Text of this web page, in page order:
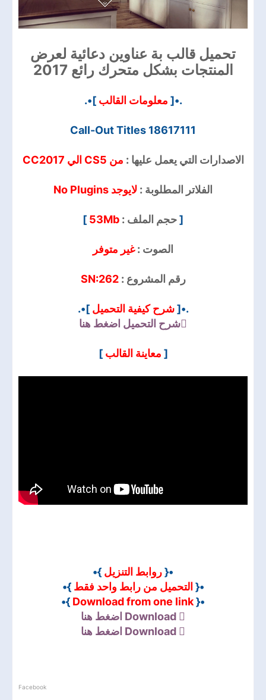
تحميل قالب بة عناوين دعائية لعرض
المنتجات بشكل متحرك رائع 2017
.•[ معلومات القالب ]•.
Call-Out Titles 18617111
الاصدارات التي يعمل عليها : من CS5 الي CC2017
الفلاتر المطلوبة : لايوجد No Plugins
[حجم الملف : 53Mb
]
الصوت :غير متوفر
رقم المشروع :SN:262
.•[شرح كيفية التحميل ]•.
شرح التحميل اضغط هنا
[ معاينة القالب]
•{روابط التنزيل }•
•{ التحميل من رابط واحد فقط }•
•{
Download from one link
}•
Download اضغط هنا
Download اضغط هنا
Facebook